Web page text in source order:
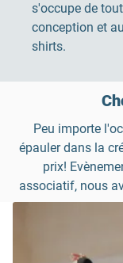
s'occupe de
conception et
shirts.
Peu importe
épauler dans la
prix!
associatif, nous